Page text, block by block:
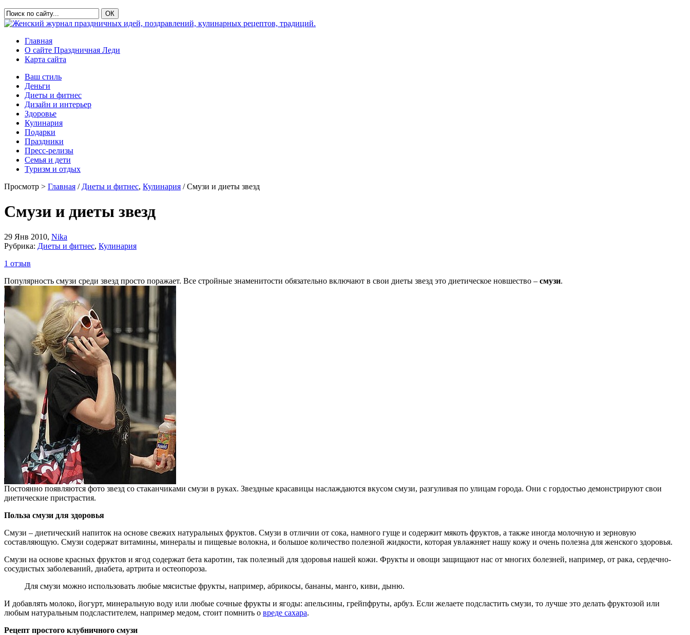
Главная
О сайте Праздничная Леди
Карта сайта
Ваш стиль
Деньги
Диеты и фитнес
Дизайн и интерьер
Здоровье
Кулинария
Подарки
Праздники
Пресс-релизы
Семья и дети
Туризм и отдых
Просмотр > Главная / Диеты и фитнес, Кулинария / Смузи и диеты звезд
Смузи и диеты звезд
29 Янв 2010, Nika
Рубрика: Диеты и фитнес, Кулинария
1 отзыв
Популярность смузи среди звезд просто поражает. Все стройные знаменитости обязательно включают в свои диеты звезд это диетическое новшество – смузи.
Постоянно появляются фото звезд со стаканчиками смузи в руках. Звездные красавицы наслаждаются вкусом смузи, разгуливая по улицам города. Они с гордостью демонстрируют свои
диетические пристрастия.
Польза смузи для здоровья
Смузи – диетический напиток на основе свежих натуральных фруктов. Смузи в отличии от сока, намного гуще и содержит мякоть фруктов, а также иногда молочную и зерновую
составляющую. Смузи содержат витамины, минералы и пищевые волокна, и большое количество полезной жидкости, которая увлажняет нашу кожу и очень полезна для женского здоровья.
Смузи на основе красных фруктов и ягод содержат бета каротин, так полезный для здоровья нашей кожи. Фрукты и овощи защищают нас от многих болезней, например, от рака, сердечно-
сосудистых заболеваний, диабета, артрита и остеопороза.
Для смузи можно использовать любые мясистые фрукты, например, абрикосы, бананы, манго, киви, дыню.
И добавлять молоко, йогурт, минеральную воду или любые сочные фрукты и ягоды: апельсины, грейпфруты, арбуз. Если желаете подсластить смузи, то лучше это делать фруктозой или
любым натуральным подсластителем, например медом, стоит помнить о вреде сахара.
Рецепт простого клубничного смузи